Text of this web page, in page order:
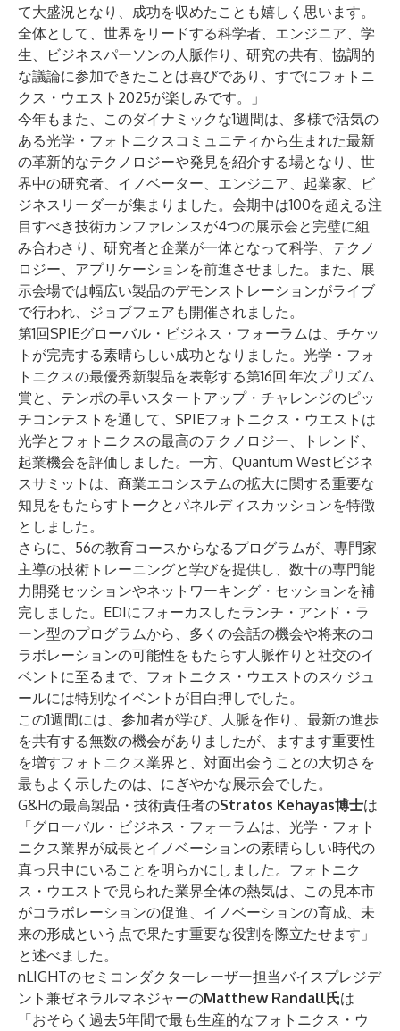
て大盛況となり、成功を収めたことも嬉しく思います。
全体として、世界をリードする科学者、エンジニア、学
生、ビジネスパーソンの人脈作り、研究の共有、協調的
な議論に参加できたことは喜びであり、すでにフォトニ
クス・ウエスト2025が楽しみです。」
今年もまた、このダイナミックな1週間は、多様で活気の
ある光学・フォトニクスコミュニティから生まれた最新
の革新的なテクノロジーや発見を紹介する場となり、世
界中の研究者、イノベーター、エンジニア、起業家、ビ
ジネスリーダーが集まりました。会期中は100を超える注
目すべき技術カンファレンスが4つの展示会と完璧に組
み合わさり、研究者と企業が一体となって科学、テクノ
ロジー、アプリケーションを前進させました。また、展
示会場では幅広い製品のデモンストレーションがライブ
で行われ、ジョブフェアも開催されました。
第1回SPIEグローバル・ビジネス・フォーラムは、チケッ
トが完売する素晴らしい成功となりました。光学・フォ
トニクスの最優秀新製品を表彰する第16回 年次プリズム
賞と、テンポの早いスタートアップ・チャレンジのピッ
チコンテストを通して、SPIEフォトニクス・ウエストは
光学とフォトニクスの最高のテクノロジー、トレンド、
起業機会を評価しました。一方、Quantum Westビジネ
スサミットは、商業エコシステムの拡大に関する重要な
知見をもたらすトークとパネルディスカッションを特徴
としました。
さらに、56の教育コースからなるプログラムが、専門家
主導の技術トレーニングと学びを提供し、数十の専門能
力開発セッションやネットワーキング・セッションを補
完しました。EDIにフォーカスしたランチ・アンド・ラ
ーン型のプログラムから、多くの会話の機会や将来のコ
ラボレーションの可能性をもたらす人脈作りと社交のイ
ベントに至るまで、フォトニクス・ウエストのスケジュ
ールには特別なイベントが目白押しでした。
この1週間には、参加者が学び、人脈を作り、最新の進歩
を共有する無数の機会がありましたが、ますます重要性
を増すフォトニクス業界と、対面出会うことの大切さを
最もよく示したのは、にぎやかな展示会でした。
G&Hの最高製品・技術責任者のStratos Kehayas博士は
「グローバル・ビジネス・フォーラムは、光学・フォト
ニクス業界が成長とイノベーションの素晴らしい時代の
真っ只中にいることを明らかにしました。フォトニク
ス・ウエストで見られた業界全体の熱気は、この見本市
がコラボレーションの促進、イノベーションの育成、未
来の形成という点で果たす重要な役割を際立たせます」
と述べました。
nLIGHTのセミコンダクターレーザー担当バイスプレジデ
ント兼ゼネラルマネジャーのMatthew Randall氏は
「おそらく過去5年間で最も生産的なフォトニクス・ウ